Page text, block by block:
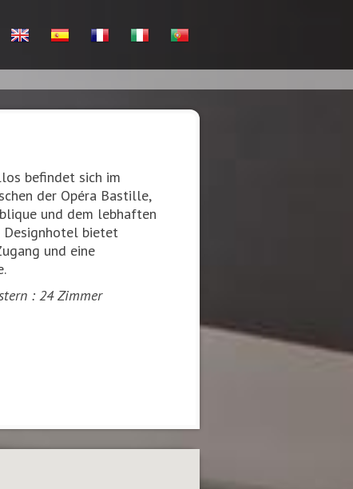
befindet sich im
der Opéra Bastille,
und dem lebhaften
Designhotel bietet
und eine
: 24 Zimmer